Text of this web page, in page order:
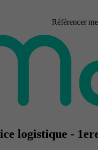
Référencer
logistique -